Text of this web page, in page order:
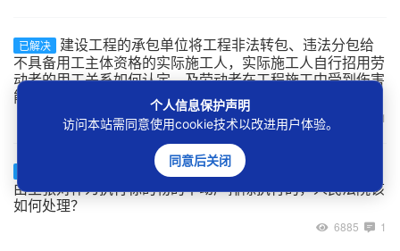
已解决
建设工程的承包单位将工程非法转包、违法分包给
不具备用工主体资格的实际施工人，实际施工人自行招用劳
动者的用工关系如何认定，及劳动者在工程施工中受到伤害
能否主张劳动关系项下的权利？
1
案外人以其与被执行人为合资、合作开发房地产为
由主张对作为执行标的物的不动产排除执行的，人民法院该
如何处理？
6885 1
个人信息保护声明
访问本站需同意使用cookie技术以改进用户体验。
同意后关闭